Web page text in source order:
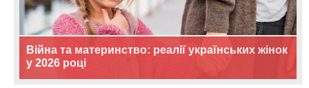
Війна та материнство: реалії українських жінок
у 2026 році